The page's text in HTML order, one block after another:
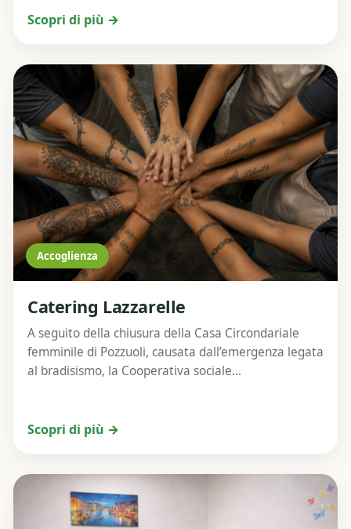
Scopri di più →
Accoglienza
Catering Lazzarelle
A seguito della chiusura della Casa Circondariale
femminile di Pozzuoli, causata dall’emergenza legata
al bradisismo, la Cooperativa sociale...
Scopri di più →